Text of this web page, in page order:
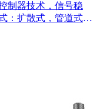
制器技术，信号稳
：扩散式，管道式，